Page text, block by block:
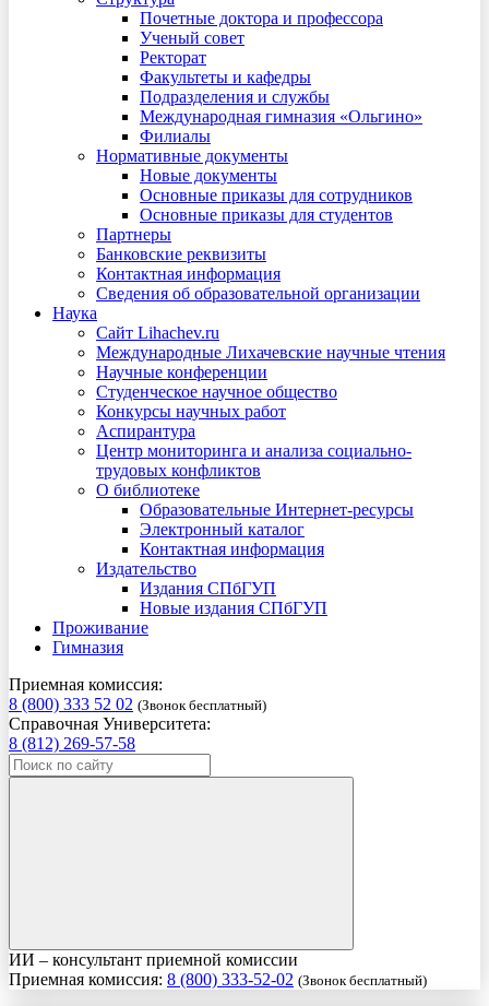
Почетные доктора и профессора
Ученый совет
Ректорат
Факультеты и кафедры
Подразделения и службы
Международная гимназия «Ольгино»
Филиалы
Нормативные документы
Новые документы
Основные приказы для сотрудников
Основные приказы для студентов
Партнеры
Банковские реквизиты
Контактная информация
Сведения об образовательной организации
Наука
Сайт Lihachev.ru
Международные Лихачевские научные чтения
Научные конференции
Студенческое научное общество
Конкурсы научных работ
Аспирантура
Центр мониторинга и анализа социально-
трудовых конфликтов
О библиотеке
Образовательные Интернет-ресурсы
Электронный каталог
Контактная информация
Издательство
Издания СПбГУП
Новые издания СПбГУП
Проживание
Гимназия
Приемная комиссия:
8 (800) 333 52 02 (Звонок бесплатный)
Справочная Университета:
8 (812) 269-57-58
ИИ – консультант приемной комиссии
Приемная комиссия: 8 (800) 333-52-02 (Звонок бесплатный)